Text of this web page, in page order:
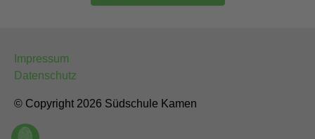
Impressum
Datenschutz
© Copyright 2026 Südschule Kamen